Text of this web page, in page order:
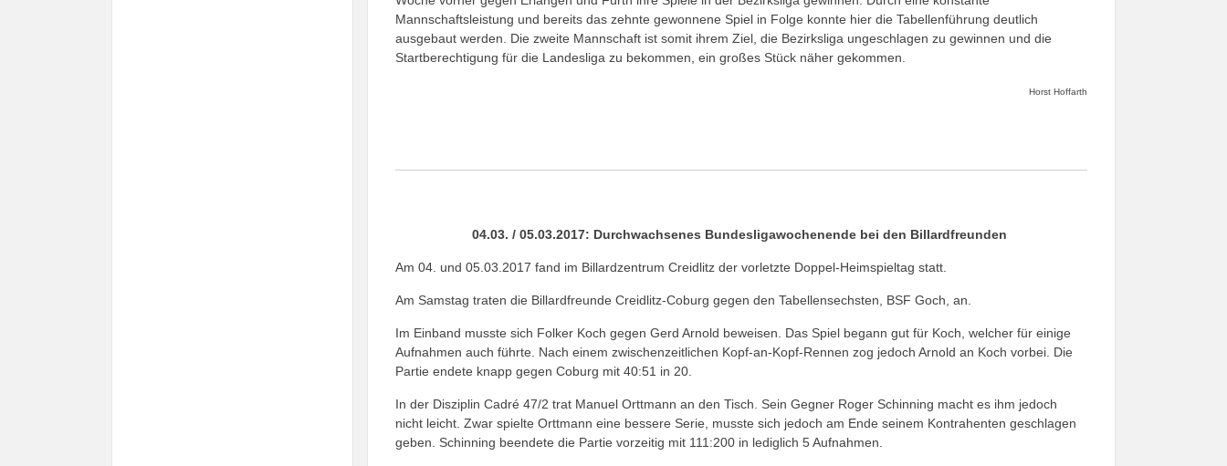
Mannschaftsleistung und bereits das zehnte gewonnene Spiel in Folge konnte hier die Tabellenführung deutlich
ausgebaut werden. Die zweite Mannschaft ist somit ihrem Ziel, die Bezirksliga ungeschlagen zu gewinnen und die
Startberechtigung für die Landesliga zu bekommen, ein großes Stück näher gekommen.
Horst Hoffarth
04.03. / 05.03.2017: Durchwachsenes Bundesligawochenende bei den Billardfreunden
Am 04. und 05.03.2017 fand im Billardzentrum Creidlitz der vorletzte Doppel-Heimspieltag statt.
Am Samstag traten die Billardfreunde Creidlitz-Coburg gegen den Tabellensechsten, BSF Goch, an.
Im Einband musste sich Folker Koch gegen Gerd Arnold beweisen. Das Spiel begann gut für Koch, welcher für einige
Aufnahmen auch führte. Nach einem zwischenzeitlichen Kopf-an-Kopf-Rennen zog jedoch Arnold an Koch vorbei. Die
Partie endete knapp gegen Coburg mit 40:51 in 20.
In der Disziplin Cadré 47/2 trat Manuel Orttmann an den Tisch. Sein Gegner Roger Schinning macht es ihm jedoch
nicht leicht. Zwar spielte Orttmann eine bessere Serie, musste sich jedoch am Ende seinem Kontrahenten geschlagen
geben. Schinning beendete die Partie vorzeitig mit 111:200 in lediglich 5 Aufnahmen.